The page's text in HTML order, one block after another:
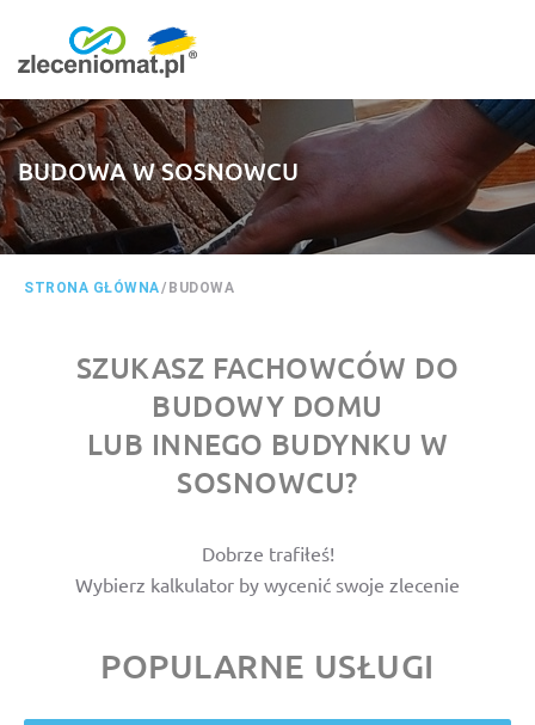
BUDOWA W SOSNOWCU
STRONA GŁÓWNA/ BUDOWA
SZUKASZ FACHOWCÓW DO
BUDOWY DOMU
LUB INNEGO BUDYNKU W
SOSNOWCU?
Dobrze trafiłeś!
Wybierz kalkulator by wycenić swoje zlecenie
POPULARNE USŁUGI